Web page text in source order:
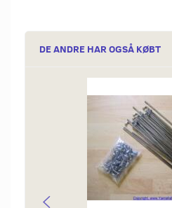
DE ANDRE HAR OGSÅ KØBT